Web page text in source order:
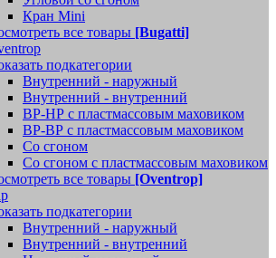
Кран Mini
все товары [Bugatti]
подкатегории
Внутренний - наружный
Внутренний - внутренний
ВР-НР с пластмассовым маховиком
ВР-ВР с пластмассовым маховиком
Со сгоном
Со сгоном с пластмассовым маховиком
все товары [Oventrop]
подкатегории
Внутренний - наружный
Внутренний - внутренний